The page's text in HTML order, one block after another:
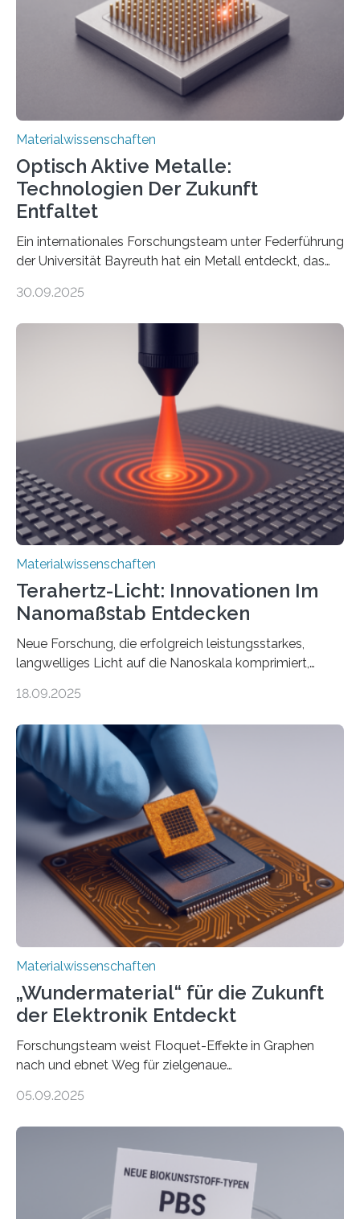
Materialwissenschaften
Optisch Aktive Metalle:
Technologien Der Zukunft
Entfaltet
Ein internationales Forschungsteam unter Federführung
der Universität Bayreuth hat ein Metall entdeckt, das
Dadurch ist es in der Lage, eine sogenannte zweite
Nichtmetallen vorkommt und insbesondere für
Sensorik und Elektrotechnik von Interesse ist. Über ihre
Erkenntnisse berichten die Forschenden im Journal of
the American Chemical Society. —What for?
Materialien, die gleichzeitig Strom leiten und Licht
beeinflussen können, sind für viele moderne
Technologien…
30.09.2025
Materialwissenschaften
Terahertz-Licht: Innovationen Im
Nanomaßstab Entdecken
Neue Forschung, die erfolgreich leistungsstarkes,
langwelliges Licht auf die Nanoskala komprimiert,
optoelektronischen Geräten ermöglichen, geleitet von
Forschung, die erfolgreich leistungsstarkes,
langwelliges Licht auf die Nanoskala komprimiert,
könnte Fortschritte in der Terahertz-Optik und bei
optoelektronischen Geräten ermöglichen, geleitet von
Vanderbilt und dem Fritz-Haber-Institut Josh Caldwell,
Professor für Maschinenbau und Direktor des
interdisziplinären Graduiertenprogramms für
Materialwissenschaften an der Vanderbilt University,
und Alexander Paarmann vom Fritz-Haber-Institut
leiteten ein internationales Forschungsprojekt, das…
18.09.2025
Materialwissenschaften
„Wundermaterial“ für die Zukunft
der Elektronik Entdeckt
Forschungsteam weist Floquet-Effekte in Graphen
nach und ebnet Weg für zielgenaue
– nur eine Atomlage dick, aber extrem leitfähig und
Sensoren, leistungsstarken Batterien und effizienten
Solarzellen. Eine neue Studie hebt das Potenzial nun
noch auf ein neues Level: Zum ersten Mal haben
05.09.2025